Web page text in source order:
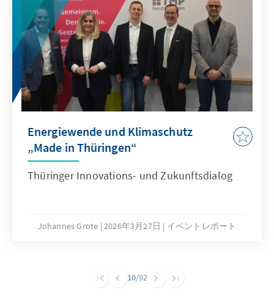
Energiewende und Klimaschutz
„Made in Thüringen“
Thüringer Innovations- und Zukunftsdialog
Johannes Grote 2026年3月27日 イベントレポート
10/92